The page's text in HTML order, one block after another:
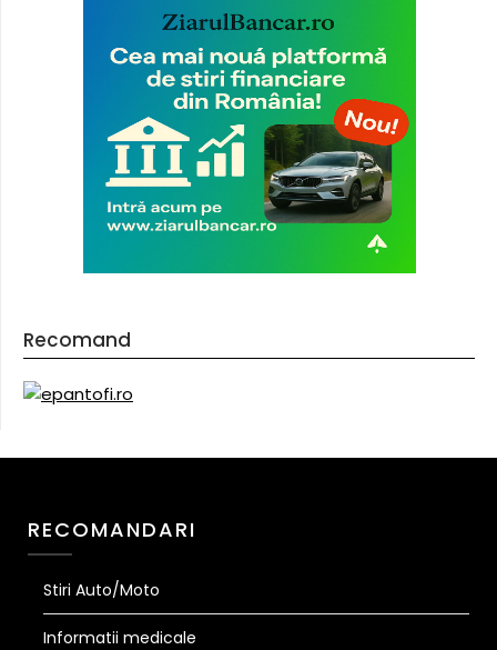
Recomand
RECOMANDARI
Stiri Auto/Moto
Informatii medicale